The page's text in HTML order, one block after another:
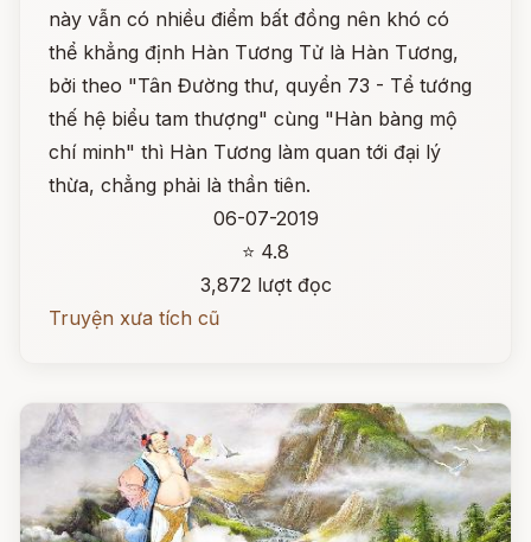
này vẫn có nhiều điểm bất đồng nên khó có
thể khẳng định Hàn Tương Tử là Hàn Tương,
bởi theo "Tân Đường thư, quyển 73 - Tể tướng
thế hệ biểu tam thượng" cùng "Hàn bàng mộ
chí minh" thì Hàn Tương làm quan tới đại lý
thừa, chẳng phải là thần tiên.
06-07-2019
⭐ 4.8
3,872 lượt đọc
Truyện xưa tích cũ